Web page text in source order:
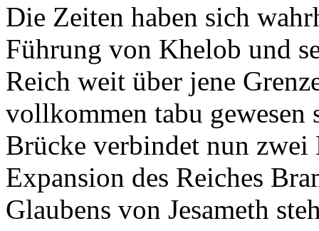
Die Zeiten haben sich
Führung von Khelob und
Reich weit über jene
vollkommen tabu gewesen
Brücke verbindet nun
Expansion des Reiches
Glaubens von Jesameth